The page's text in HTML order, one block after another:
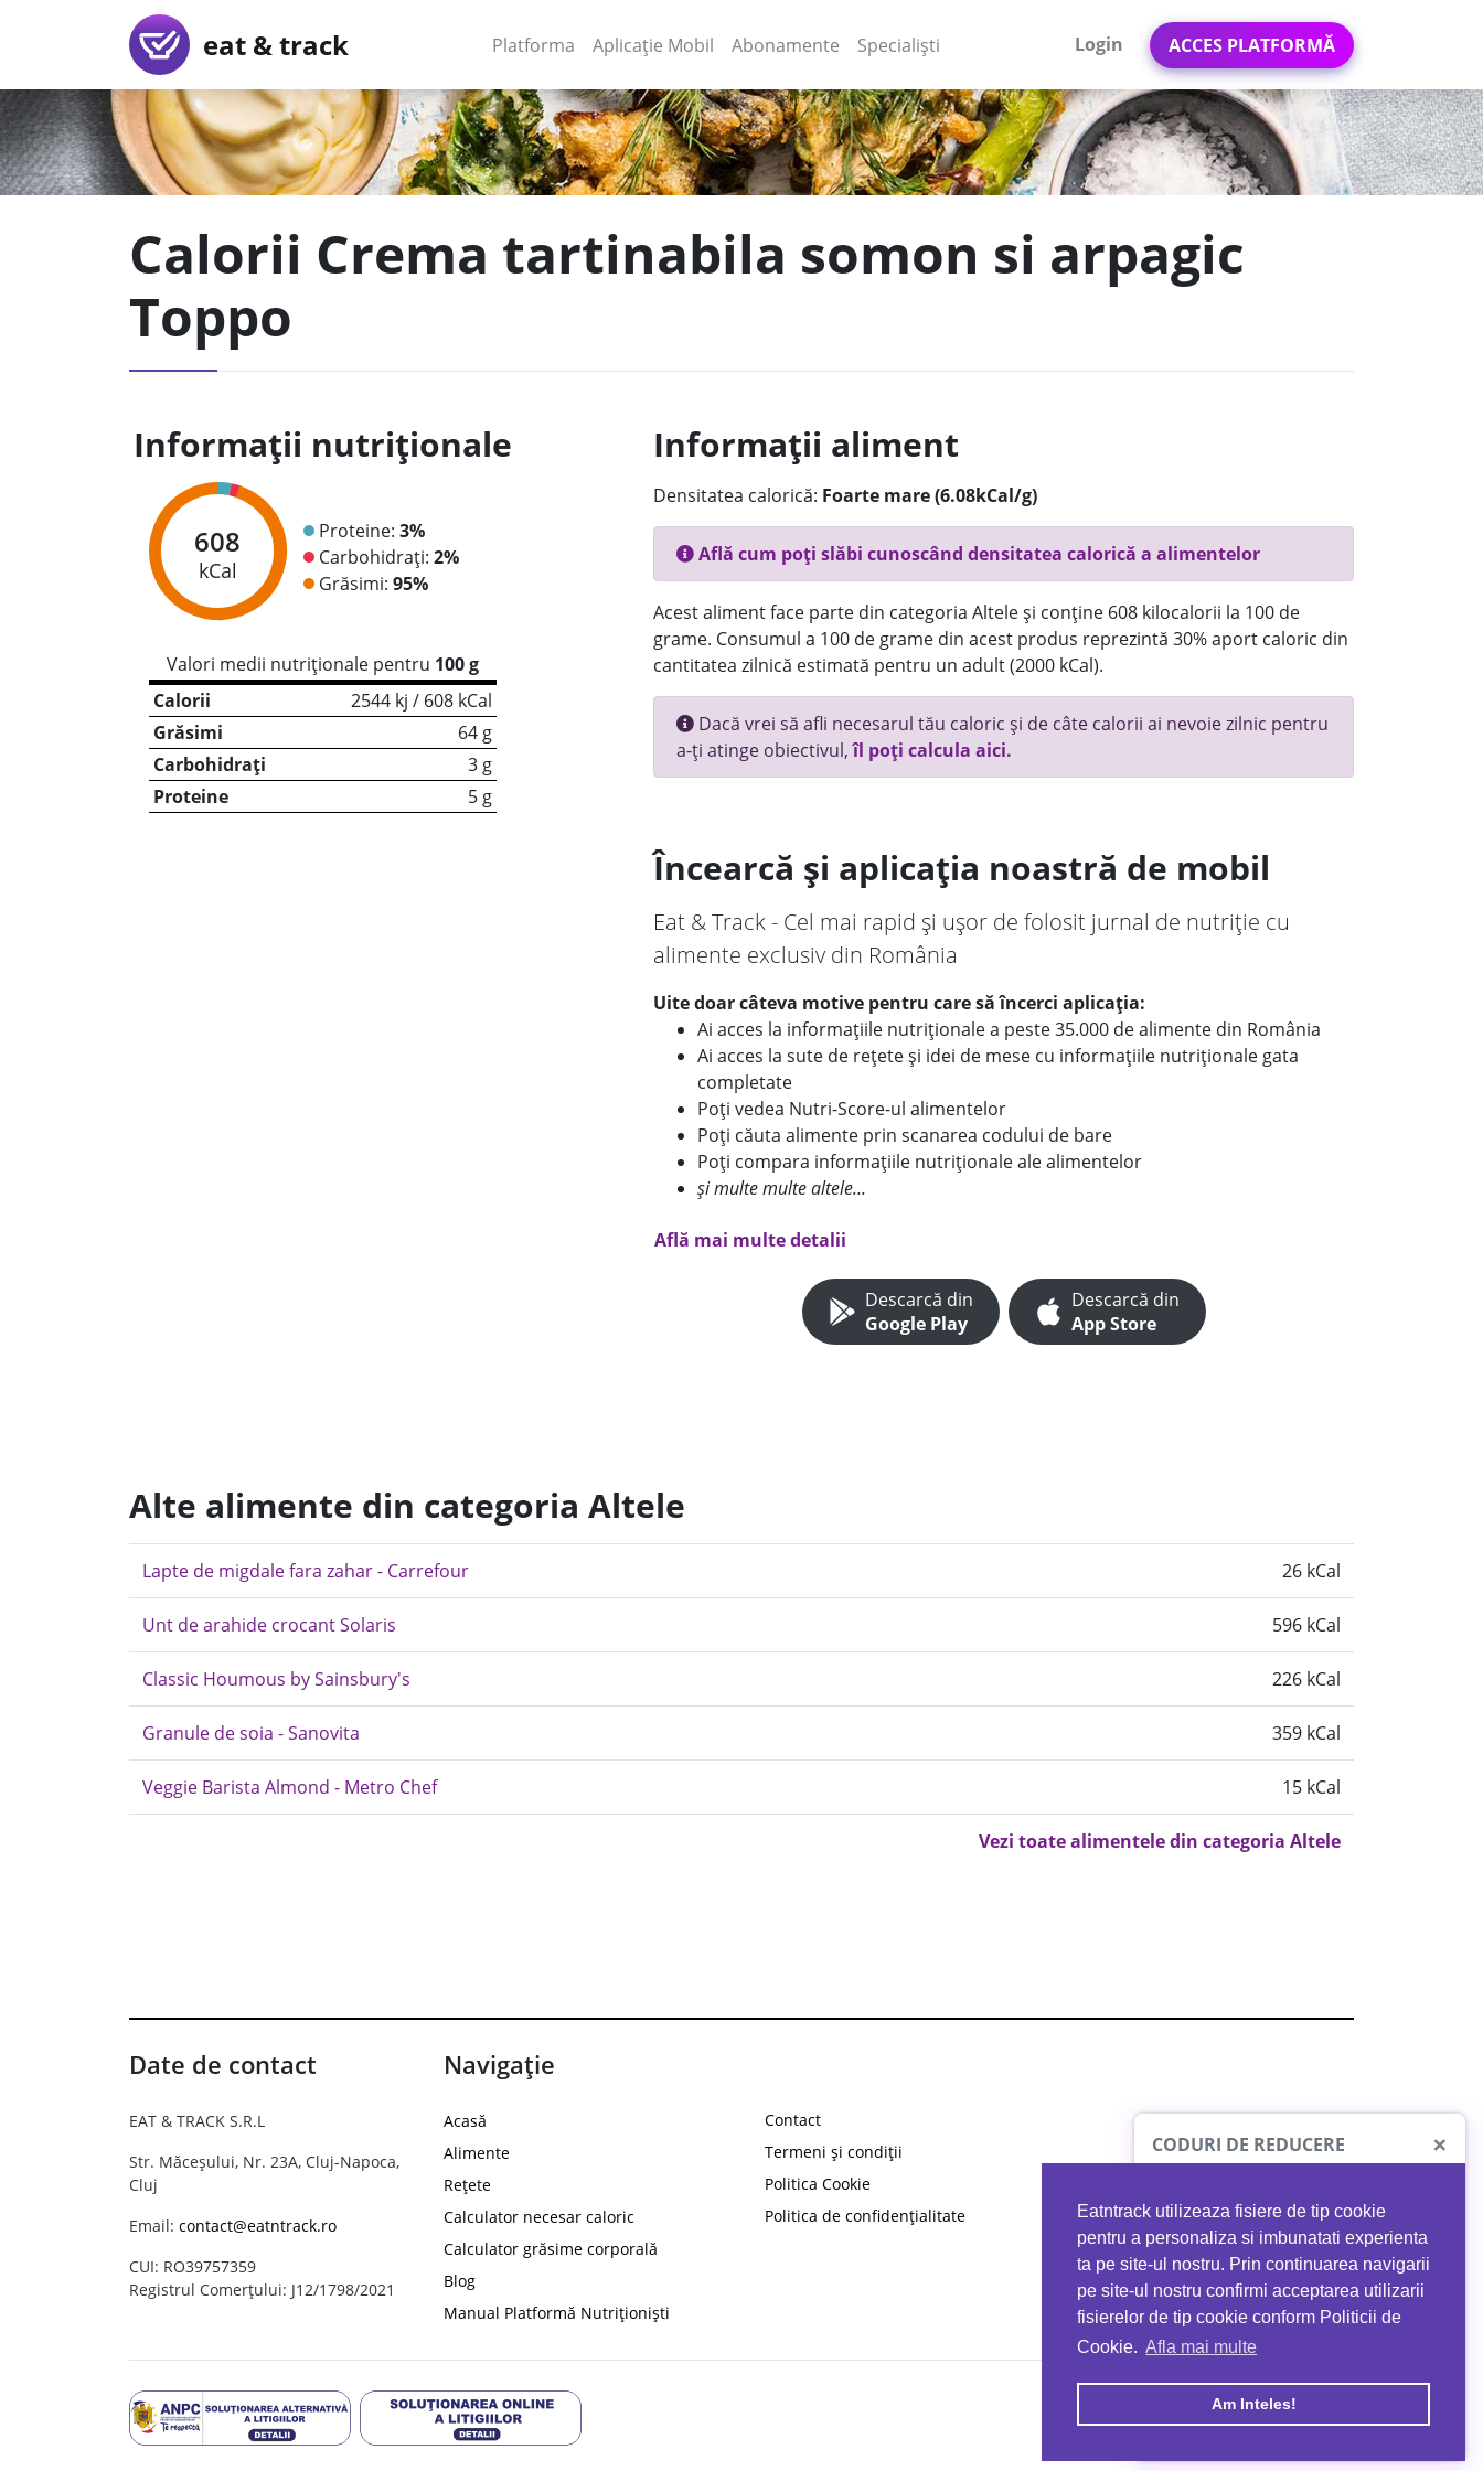
Eatntrack utilizeaza fisiere de tip cookie
pentru a personaliza si imbunatati experienta
ta pe site-ul nostru. Prin continuarea navigarii
pe site-ul nostru confirmi acceptarea utilizarii
fisierelor de tip cookie conform Politicii de
Cookie. Afla mai multe
Am Inteles!
eat & track Platforma (current)
Aplicație Mobil (current)
Abonamente Specialiști Login ACCES PLATFORMĂ
Calorii Crema tartinabila somon si arpagic
Toppo
Informații nutriționale
608
kCal
Proteine: 3%
Carbohidrați: 2%
Grăsimi: 95%
Valori medii nutriționale pentru 100 g
Calorii
2544 kj / 608 kCal
Grăsimi
64 g
Carbohidrați
3 g
Proteine
5 g
Informații aliment
Densitatea calorică: Foarte mare (6.08kCal/g)
Află cum poți slăbi cunoscând densitatea calorică a alimentelor
Acest aliment face parte din categoria Altele și conține 608 kilocalorii la 100 de
grame. Consumul a 100 de grame din acest produs reprezintă 30% aport caloric din
cantitatea zilnică estimată pentru un adult (2000 kCal).
Dacă vrei să afli necesarul tău caloric și de câte calorii ai nevoie zilnic pentru
a-ți atinge obiectivul,îl poți calcula aici.
Încearcă și aplicația noastră de mobil
Eat & Track - Cel mai rapid și ușor de folosit jurnal de nutriție cu
alimente exclusiv din România
Uite doar câteva motive pentru care să încerci aplicația:
Ai acces la informațiile nutriționale a peste 35.000 de alimente din România
Ai acces la sute de rețete și idei de mese cu informațiile nutriționale gata
completate
Poți vedea Nutri-Score-ul alimentelor
Poți căuta alimente prin scanarea codului de bare
Poți compara informațiile nutriționale ale alimentelor
și multe multe altele...
Află mai multe detalii
Descarcă din
Google Play
Descarcă din
App Store
Alte alimente din categoria Altele
Lapte de migdale fara zahar - Carrefour 26 kCal
Unt de arahide crocant Solaris 596 kCal
Classic Houmous by Sainsbury's 226 kCal
Granule de soia - Sanovita 359 kCal
Veggie Barista Almond - Metro Chef 15 kCal
Vezi toate alimentele din categoria Altele
Date de contact
EAT & TRACK S.R.L
Str. Măceșului, Nr. 23A, Cluj-Napoca,
Cluj
Email: contact@eatntrack.ro
CUI: RO39757359
Registrul Comerțului: J12/1798/2021
Navigație
Acasă
Alimente
Rețete
Calculator necesar caloric
Calculator grăsime corporală
Blog
Manual Platformă Nutriționiști
Contact
Termeni și condiții
Politica Cookie
Politica de confidențialitate
CODURI DE REDUCERE ×
PROTO41
reducere la orice comandă
EATNTRACK
MYPROTEIN
Ai40%reducere la orice comandă
folosind codul EATTRACK